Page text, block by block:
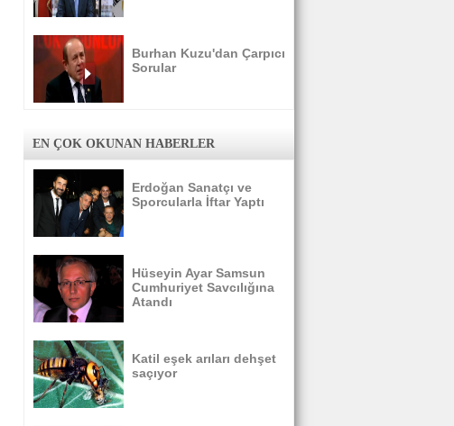
Burhan Kuzu'dan Çarpıcı
Sorular
EN ÇOK OKUNAN HABERLER
Erdoğan Sanatçı ve
Sporcularla İftar Yaptı
Hüseyin Ayar Samsun
Cumhuriyet Savcılığına
Atandı
Katil eşek arıları dehşet
saçıyor